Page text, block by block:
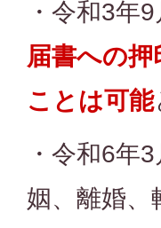
・令和3年
届書への
ことは可能
・令和6年
姻、離婚、